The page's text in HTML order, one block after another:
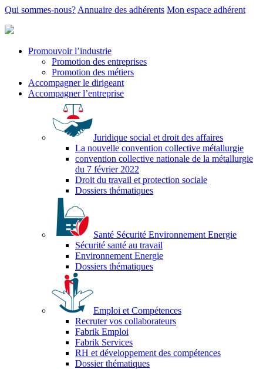
Qui sommes-nous? Annuaire des adhérents Mon espace adhérent
Promouvoir l’industrie
Promotion des entreprises
Promotion des métiers
Accompagner le dirigeant
Accompagner l’entreprise
Juridique social et droit des affaires
La nouvelle convention collective métallurgie
convention collective nationale de la métallurgie
du 7 février 2022
Droit du travail et protection sociale
Dossiers thématiques
Santé Sécurité Environnement Energie
Sécurité santé au travail
Environnement Energie
Dossiers thématiques
Emploi et Compétences
Recruter vos collaborateurs
Fabrik Emploi
Fabrik Services
RH et développement des compétences
Dossier thématiques